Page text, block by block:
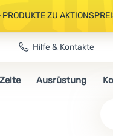
PRODUKTE ZU
CODE
PRODUKTE ZU
Hilfe & Kontakte
Zelte Ausrüstung